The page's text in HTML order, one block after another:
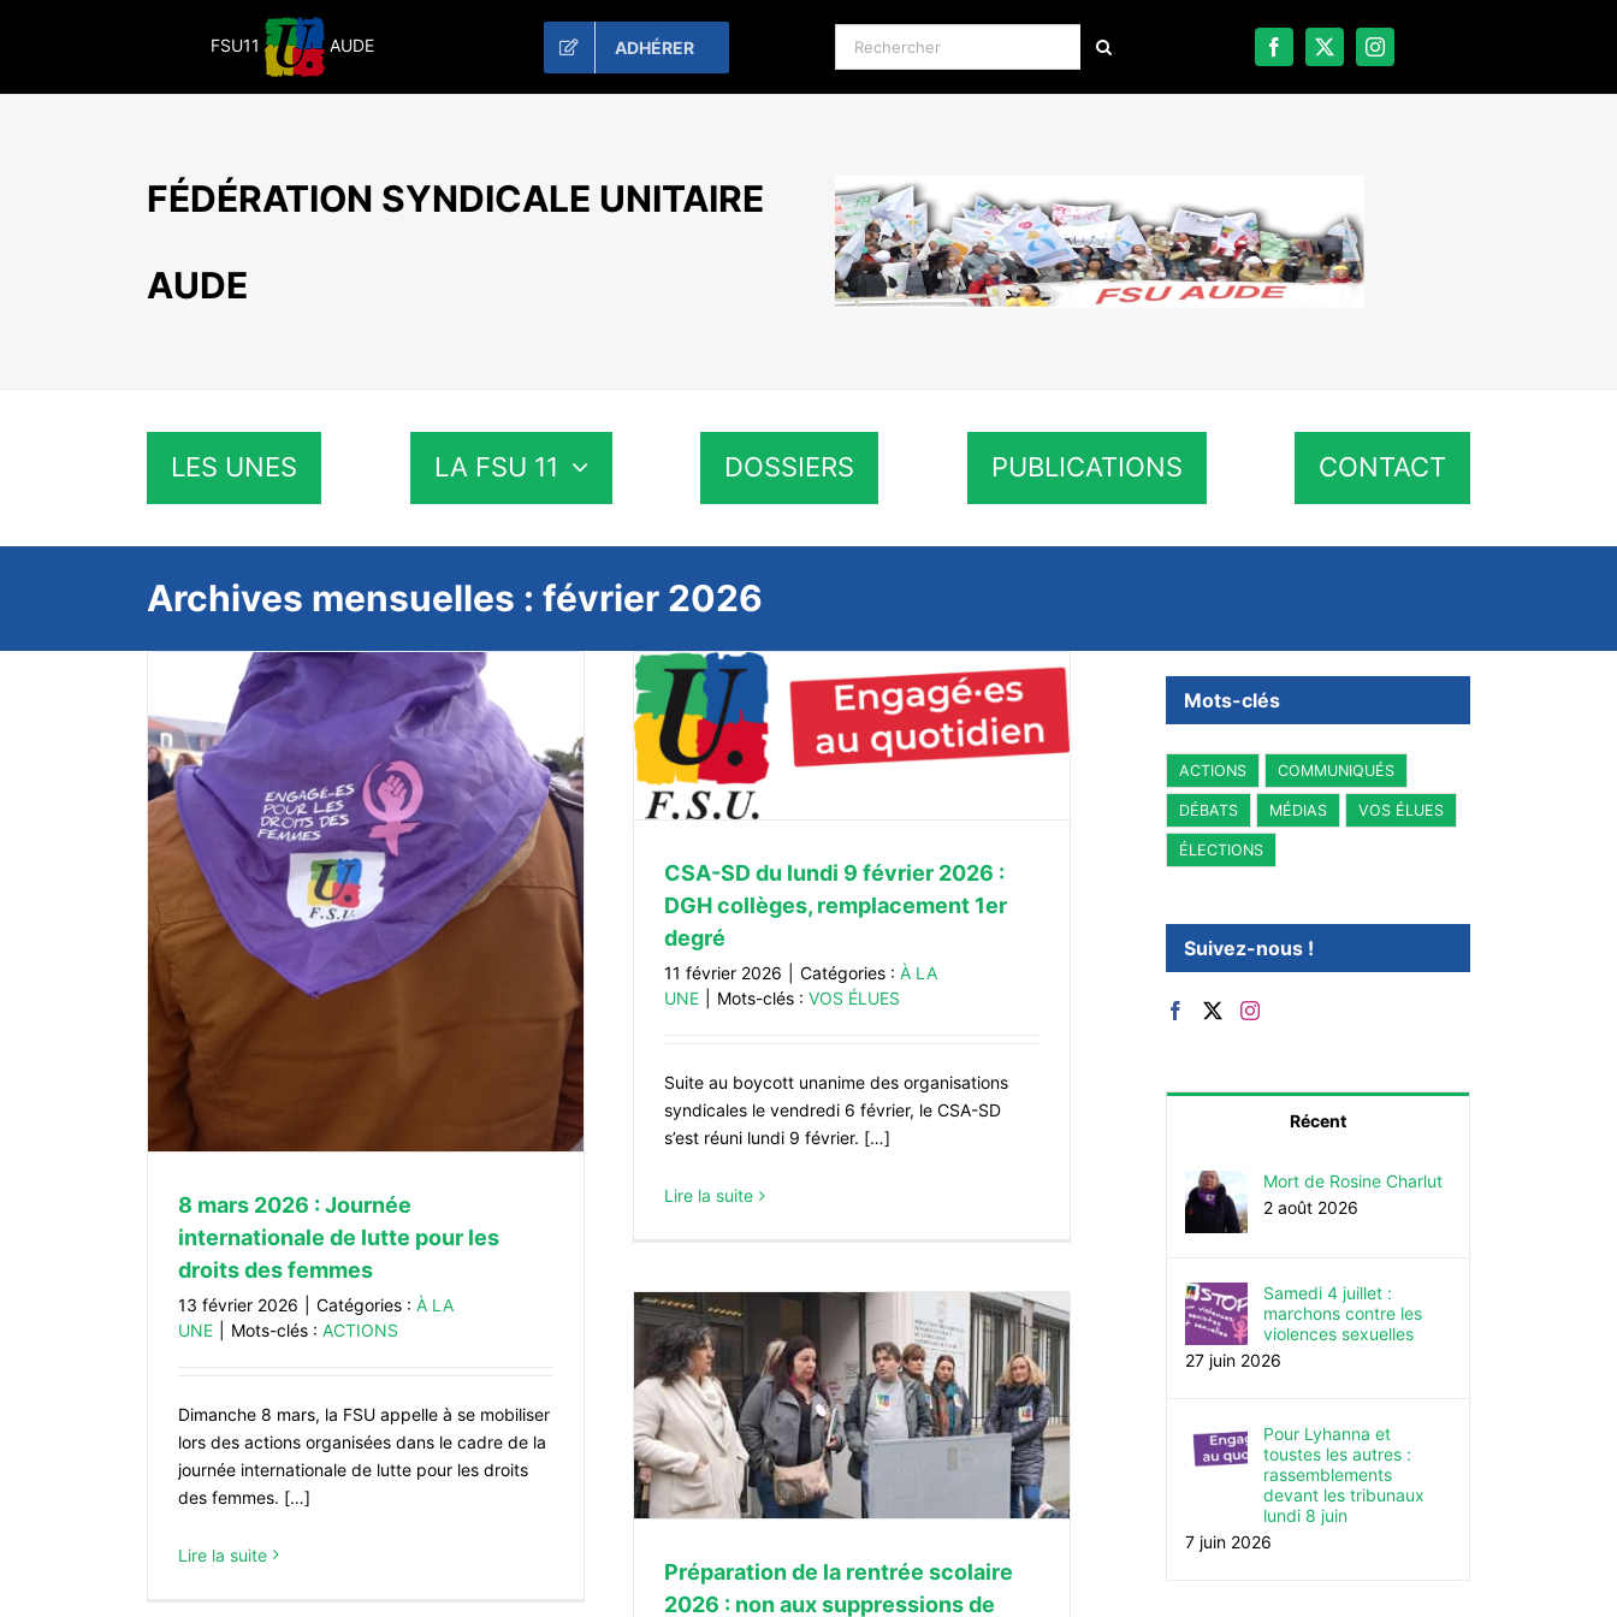
FSU11 AUDE ADHÉRER Rechercher:
FÉDÉRATION SYNDICALE UNITAIRE
AUDE
LES UNES LA FSU 11 DOSSIERS PUBLICATIONS CONTACT
Archives mensuelles : février 2026
8 mars 2026 : Journée
internationale de lutte pour les
droits des femmes
13 février 2026 Catégories : À LA
UNE
Mots-clés : ACTIONS
Dimanche 8 mars, la FSU appelle à se mobiliser
lors des actions organisées dans le cadre de la
journée internationale de lutte pour les droits
des femmes. […]
Lire la suite
CSA-SD du lundi 9 février 2026 : DGH
collèges, remplacement 1er degré
À LA UNE
CSA-SD du lundi 9 février 2026 :
DGH collèges, remplacement 1er
degré
11 février 2026 Catégories : À LA
UNE
Mots-clés : VOS ÉLUES
Suite au boycott unanime des organisations
syndicales le vendredi 6 février, le CSA-SD
s’est réuni lundi 9 février. […]
Lire la suite
aux suppressions de postes dans les écoles
et les collèges !
À LA UNE
Préparation de la rentrée scolaire
2026 : non aux suppressions de
Mots-clés
ACTIONS COMMUNIQUÉS
DÉBATS MÉDIAS VOS ÉLUES
ÉLECTIONS
Suivez-nous !
Récent
Mort de Rosine Charlut
2 août 2026
Samedi 4 juillet :
marchons contre les
violences sexuelles
27 juin 2026
Pour Lyhanna et
toustes les autres :
rassemblements
devant les tribunaux
lundi 8 juin
7 juin 2026